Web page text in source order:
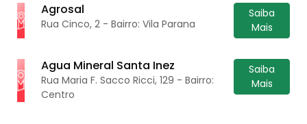
Agrosal
Rua Cinco, 2 - Bairro: Vila Parana
Saiba
Mais
Agua Mineral Santa Inez
Rua Maria F. Sacco Ricci, 129 - Bairro:
Centro
Saiba
Mais